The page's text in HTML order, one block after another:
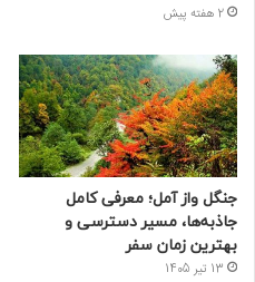
2 هفته پیش
جنگل واز آمل؛ معرفی کامل
جاذبه‌ها، مسیر دسترسی و
بهترین زمان سفر
13 تیر 1405